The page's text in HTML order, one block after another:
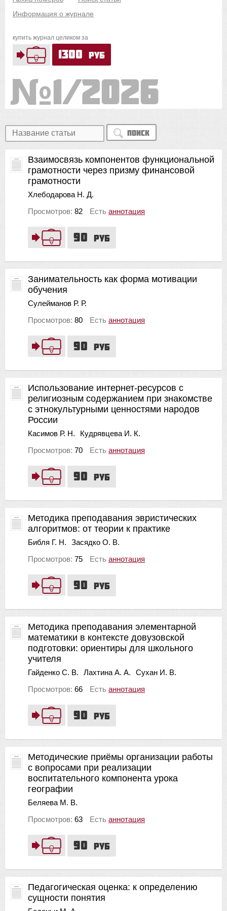
Информация о журнале
купить журнал целиком за
1300 руб
1/2026
Поиск
90 руб
Взаимосвязь компонентов функциональной
грамотности через призму финансовой
грамотности
Хлебодарова Н. Д.
Просмотров: 82 Есть аннотация
90 руб
Занимательность как форма мотивации
обучения
Сулейманов Р. Р.
Просмотров: 80 Есть аннотация
90 руб
Использование интернет-ресурсов с
религиозным содержанием при знакомстве
с этнокультурными ценностями народов
России
Касимов Р. Н.
Кудрявцева И. К.
Просмотров: 70 Есть аннотация
90 руб
Методика преподавания эвристических
алгоритмов: от теории к практике
Библя Г. Н.
Засядко О. В.
Просмотров: 75 Есть аннотация
90 руб
Методика преподавания элементарной
математики в контексте довузовской
подготовки: ориентиры для школьного
учителя
Гайденко С. В. Лахтина А. А.
Сухан И. В.
Просмотров: 66 Есть аннотация
90 руб
Методические приёмы организации работы
с вопросами при реализации
воспитательного компонента урока
географии
Беляева М. В.
Просмотров: 63 Есть аннотация
Педагогическая оценка: к определению
сущности понятия